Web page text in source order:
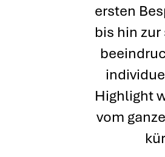
ersten
bis hin
Highlight
vom